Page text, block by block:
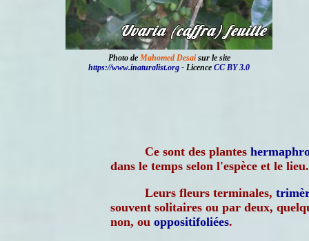
Photo de Mahomed Desaisur le site
https://www.inaturalist.org - Licence CC BY 3.0
Ce sont des plantes
dans le temps selon l'espèce et le lieu.
Leurs fleurs terminales,
souvent solitaires ou par deux,
non, ou oppositifoliées.